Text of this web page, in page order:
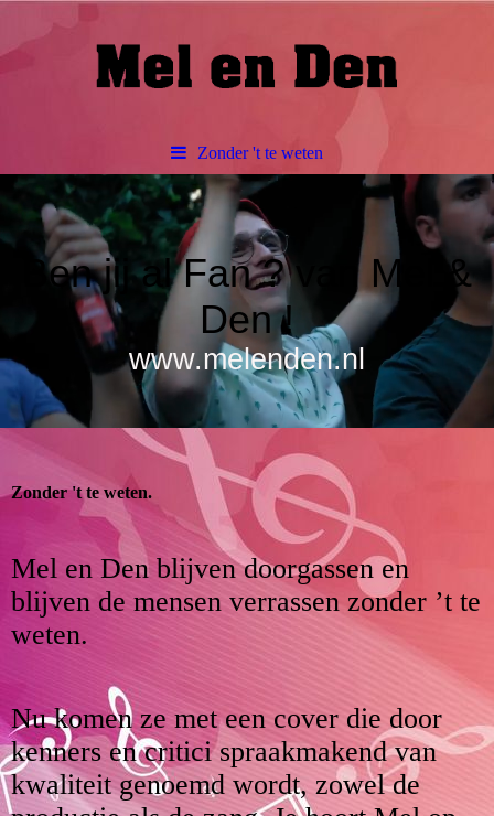
Zonder 't te weten
Ben jij al Fan ? van Mel &
Den !
www.melenden.nl
Zonder 't te weten.
Mel en Den blijven doorgassen en
blijven de mensen verrassen zonder ’t te
weten.
Nu komen ze met een cover die door
kenners en critici spraakmakend van
kwaliteit genoemd wordt, zowel de